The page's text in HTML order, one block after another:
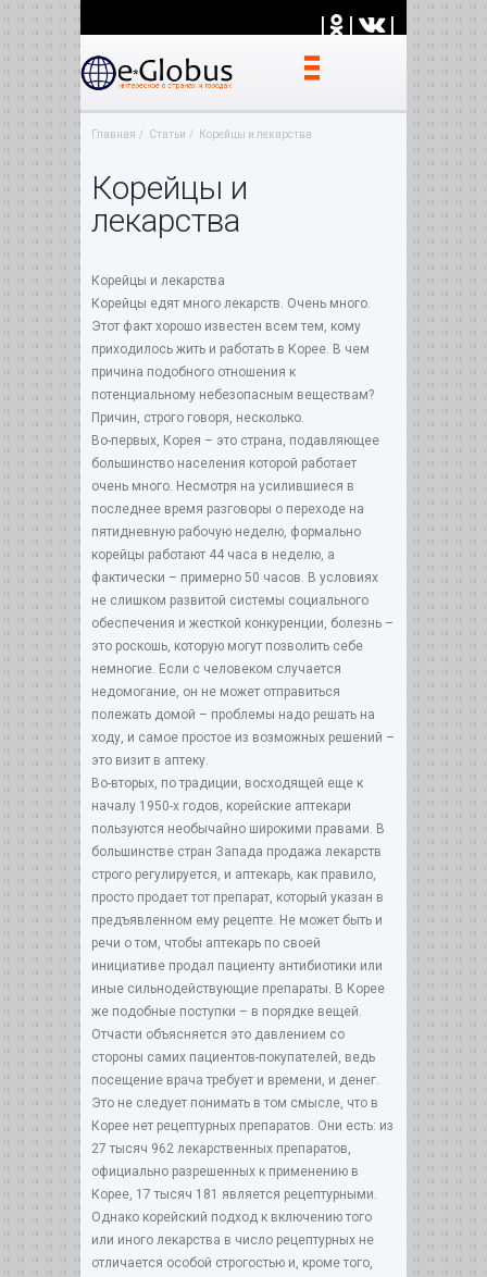
| | |
Главная Статьи Корейцы и лекарства
Корейцы и
лекарства
Корейцы и лекарства
Корейцы едят много лекарств. Очень много.
Этот факт хорошо известен всем тем, кому
приходилось жить и работать в Корее. В чем
причина подобного отношения к
потенциальному небезопасным веществам?
Причин, строго говоря, несколько.
Во-первых, Корея – это страна, подавляющее
большинство населения которой работает
очень много. Несмотря на усилившиеся в
последнее время разговоры о переходе на
пятидневную рабочую неделю, формально
корейцы работают 44 часа в неделю, а
фактически – примерно 50 часов. В условиях
не слишком развитой системы социального
обеспечения и жесткой конкуренции, болезнь –
это роскошь, которую могут позволить себе
немногие. Если с человеком случается
недомогание, он не может отправиться
полежать домой – проблемы надо решать на
ходу, и самое простое из возможных решений –
это визит в аптеку.
Во-вторых, по традиции, восходящей еще к
началу 1950-х годов, корейские аптекари
пользуются необычайно широкими правами. В
большинстве стран Запада продажа лекарств
строго регулируется, и аптекарь, как правило,
просто продает тот препарат, который указан в
предъявленном ему рецепте. Не может быть и
речи о том, чтобы аптекарь по своей
инициативе продал пациенту антибиотики или
иные сильнодействующие препараты. В Корее
же подобные поступки – в порядке вещей.
Отчасти объясняется это давлением со
стороны самих пациентов-покупателей, ведь
посещение врача требует и времени, и денег.
Это не следует понимать в том смысле, что в
Корее нет рецептурных препаратов. Они есть: из
27 тысяч 962 лекарственных препаратов,
официально разрешенных к применению в
Корее, 17 тысяч 181 является рецептурными.
Однако корейский подход к включению того
или иного лекарства в число рецептурных не
отличается особой строгостью и, кроме того,